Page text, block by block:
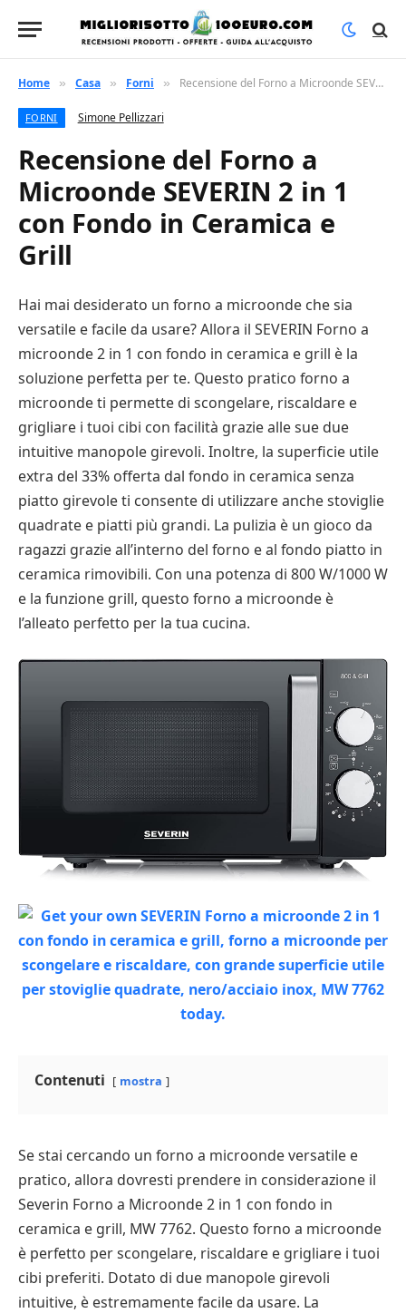
Home » Casa » Forni » Recensione del Forno a Microonde SEVERIN 2 in 1 con Fondo in Ceramica e Grill
FORNI Simone Pellizzari
Recensione del Forno a
Microonde SEVERIN 2 in 1
con Fondo in Ceramica e
Grill
Hai mai desiderato un forno a microonde che sia
versatile e facile da usare? Allora il SEVERIN Forno a
microonde 2 in 1 con fondo in ceramica e grill è la
soluzione perfetta per te. Questo pratico forno a
microonde ti permette di scongelare, riscaldare e
grigliare i tuoi cibi con facilità grazie alle sue due
intuitive manopole girevoli. Inoltre, la superficie utile
extra del 33% offerta dal fondo in ceramica senza
piatto girevole ti consente di utilizzare anche stoviglie
quadrate e piatti più grandi. La pulizia è un gioco da
ragazzi grazie all’interno del forno e al fondo piatto in
ceramica rimovibili. Con una potenza di 800 W/1000 W
e la funzione grill, questo forno a microonde è
l’alleato perfetto per la tua cucina.
Contenuti mostra
Se stai cercando un forno a microonde versatile e
pratico, allora dovresti prendere in considerazione il
Severin Forno a Microonde 2 in 1 con fondo in
ceramica e grill, MW 7762. Questo forno a microonde
è perfetto per scongelare, riscaldare e grigliare i tuoi
cibi preferiti. Dotato di due manopole girevoli
intuitive, è estremamente facile da usare. La